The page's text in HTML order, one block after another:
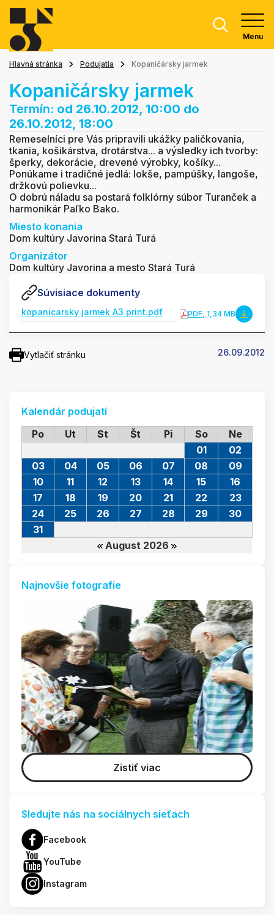
Menu
Hlavná stránka Podujatia Kopaničársky jarmek
Kopaničársky jarmek
Termín: od 26.10.2012, 10:00 do
26.10.2012, 18:00
Remeselníci pre Vás pripravili ukážky paličkovania,
tkania, košikárstva, drotárstva... a výsledky ich tvorby:
šperky, dekorácie, drevené výrobky, košíky...
Ponúkame i tradičné jedlá: lokše, pampúšky, langoše,
držkovú polievku...
O dobrú náladu sa postará folklórny súbor Turanček a
harmonikár Paľko Bako.
Miesto konania
Dom kultúry Javorina Stará Turá
Organizátor
Dom kultúry Javorina a mesto Stará Turá
Súvisiace dokumenty
kopanicarsky jarmek A3 print.pdf PDF, 1,34 MB
Vytlačiť stránku 26.09.2012
Kalendár podujatí
Po
Ut St Št Pi So Ne
August 2026
01
02
03
04 05 06 07 08
09
10
11 12 13 14 15
16
17
18 19 20 21 22
23
24
25 26 27 28 29
30
31
Najnovšie fotografie
Zistiť viac
Sledujte nás na sociálnych sieťach
Facebook
YouTube
Instagram